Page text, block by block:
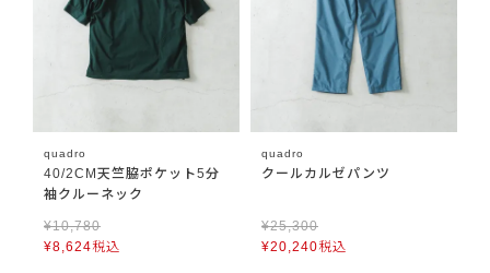
quadro
40/2CM天竺脇ポケット5分
袖クルーネック
¥10,780
¥8,624税込
quadro
クールカルゼパンツ
¥25,300
¥20,240税込